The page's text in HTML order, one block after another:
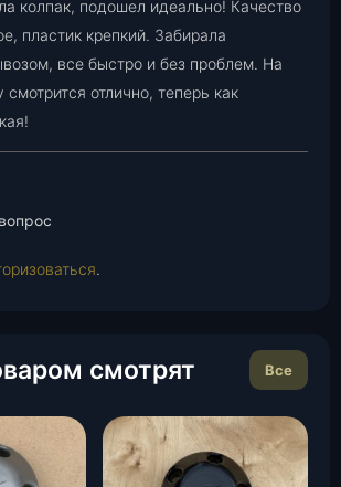
из 5
колпак, подошел идеально! Качество
пластик крепкий. Забирала
все быстро и без проблем. На
отлично, теперь как
.
смотрят Все